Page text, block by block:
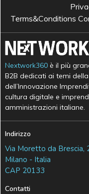
Terms&Conditions
Nextwork360 è il più
B2B dedicati ai temi
dell’Innovazione
cultura digitale e
amministrazioni italiane.
Indirizzo
Via Moretto da Brescia,
Milano - Italia
CAP 20133
Contatti